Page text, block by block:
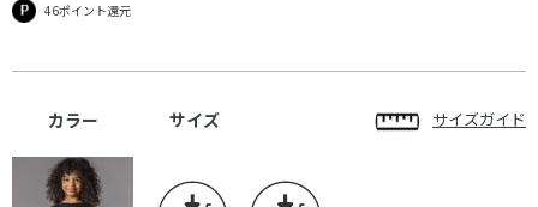
46ポイント還元
カラー サイズ サイズガイド